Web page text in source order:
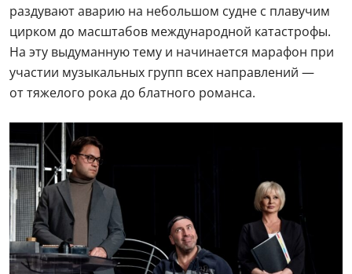
раздувают аварию на небольшом судне с плавучим
цирком до масштабов международной катастрофы.
На эту выдуманную тему и начинается марафон при
участии музыкальных групп всех направлений —
от тяжелого рока до блатного романса.